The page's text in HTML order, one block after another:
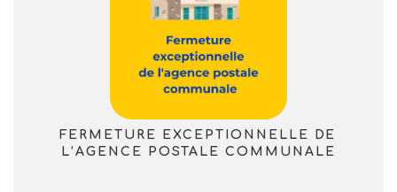
FERMETURE EXCEPTIONNELLE DE
L’AGENCE POSTALE COMMUNALE